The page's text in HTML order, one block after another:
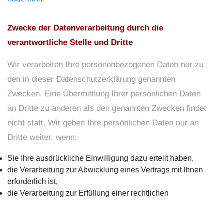
Zwecke der Datenverarbeitung durch die
verantwortliche Stelle und Dritte
Wir verarbeiten Ihre personenbezogenen Daten nur zu
den in dieser Datenschutzerklärung genannten
Zwecken. Eine Übermittlung Ihrer persönlichen Daten
an Dritte zu anderen als den genannten Zwecken findet
nicht statt. Wir geben Ihre persönlichen Daten nur an
Dritte weiter, wenn:
Sie Ihre ausdrückliche Einwilligung dazu erteilt haben,
die Verarbeitung zur Abwicklung eines Vertrags mit Ihnen
erforderlich ist,
die Verarbeitung zur Erfüllung einer rechtlichen